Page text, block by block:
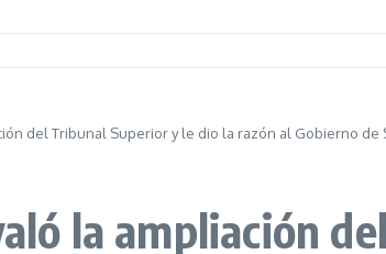
del Tribunal Superior y le dio la razón al Gobierno de
la ampliación